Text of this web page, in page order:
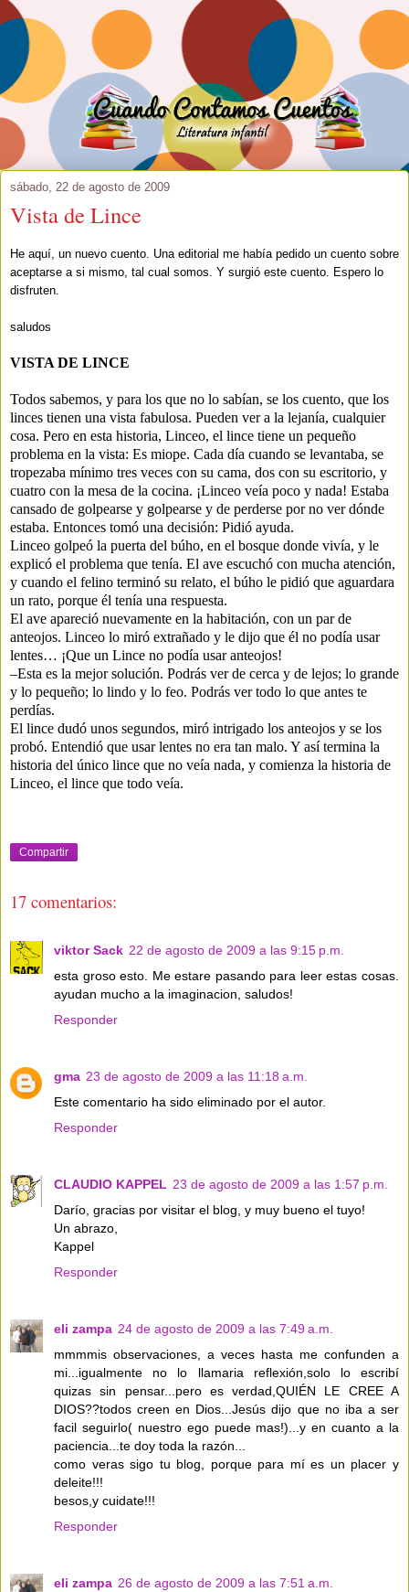
sábado, 22 de agosto de 2009
Vista de Lince
He aquí, un nuevo cuento. Una editorial me había pedido un cuento sobre
aceptarse a si mismo, tal cual somos. Y surgió este cuento. Espero lo
disfruten.
saludos
VISTA DE LINCE
Todos sabemos, y para los que no lo sabían, se los cuento, que los
linces tienen una vista fabulosa. Pueden ver a la lejanía, cualquier
cosa. Pero en esta historia, Linceo, el lince tiene un pequeño
problema en la vista: Es miope. Cada día cuando se levantaba, se
tropezaba mínimo tres veces con su cama, dos con su escritorio, y
cuatro con la mesa de la cocina. ¡Linceo veía poco y nada! Estaba
cansado de golpearse y golpearse y de perderse por no ver dónde
estaba. Entonces tomó una decisión: Pidió ayuda.
Linceo golpeó la puerta del búho, en el bosque donde vivía, y le
explicó el problema que tenía. El ave escuchó con mucha atención,
y cuando el felino terminó su relato, el búho le pidió que aguardara
un rato, porque él tenía una respuesta.
El ave apareció nuevamente en la habitación, con un par de
anteojos. Linceo lo miró extrañado y le dijo que él no podía usar
lentes… ¡Que un Lince no podía usar anteojos!
–Esta es la mejor solución. Podrás ver de cerca y de lejos; lo grande
y lo pequeño; lo lindo y lo feo. Podrás ver todo lo que antes te
perdías.
El lince dudó unos segundos, miró intrigado los anteojos y se los
probó. Entendió que usar lentes no era tan malo. Y así termina la
historia del único lince que no veía nada, y comienza la historia de
Linceo, el lince que todo veía.
Compartir
17 comentarios:
viktor Sack 22 de agosto de 2009 a las 9:15 p.m.
esta groso esto. Me estare pasando para leer estas cosas.
ayudan mucho a la imaginacion, saludos!
Responder
gma 23 de agosto de 2009 a las 11:18 a.m.
Este comentario ha sido eliminado por el autor.
Responder
CLAUDIO KAPPEL 23 de agosto de 2009 a las 1:57 p.m.
Darío, gracias por visitar el blog, y muy bueno el tuyo!
Un abrazo,
Kappel
Responder
eli zampa 24 de agosto de 2009 a las 7:49 a.m.
mmmmis observaciones, a veces hasta me confunden a
mi...igualmente no lo llamaria reflexión,solo lo escribí
quizas sin pensar...pero es verdad,QUIÉN LE CREE A
DIOS??todos creen en Dios...Jesús dijo que no iba a ser
facil seguirlo( nuestro ego puede mas!)...y en cuanto a la
paciencia...te doy toda la razón...
como veras sigo tu blog, porque para mí es un placer y
deleite!!!
besos,y cuidate!!!
Responder
eli zampa 26 de agosto de 2009 a las 7:51 a.m.